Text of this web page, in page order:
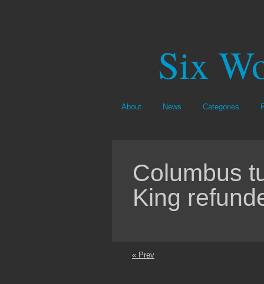
Six
About News Categories
Columbus
King
« Prev